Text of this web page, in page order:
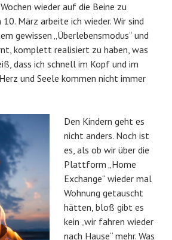
wieder auf die Beine zu
März arbeite ich wieder. Wir sind
gewissen „Überlebensmodus“ und
komplett realisiert zu haben, was
dass ich schnell im Kopf und im
und Seele kommen nicht immer
Den Kindern geht es
nicht anders. Noch ist
es, als ob wir über die
Plattform „Home
Exchange“ wieder mal
Wohnung getauscht
hätten, bloß gibt es
kein „wir fahren wieder
nach Hause“ mehr. Was